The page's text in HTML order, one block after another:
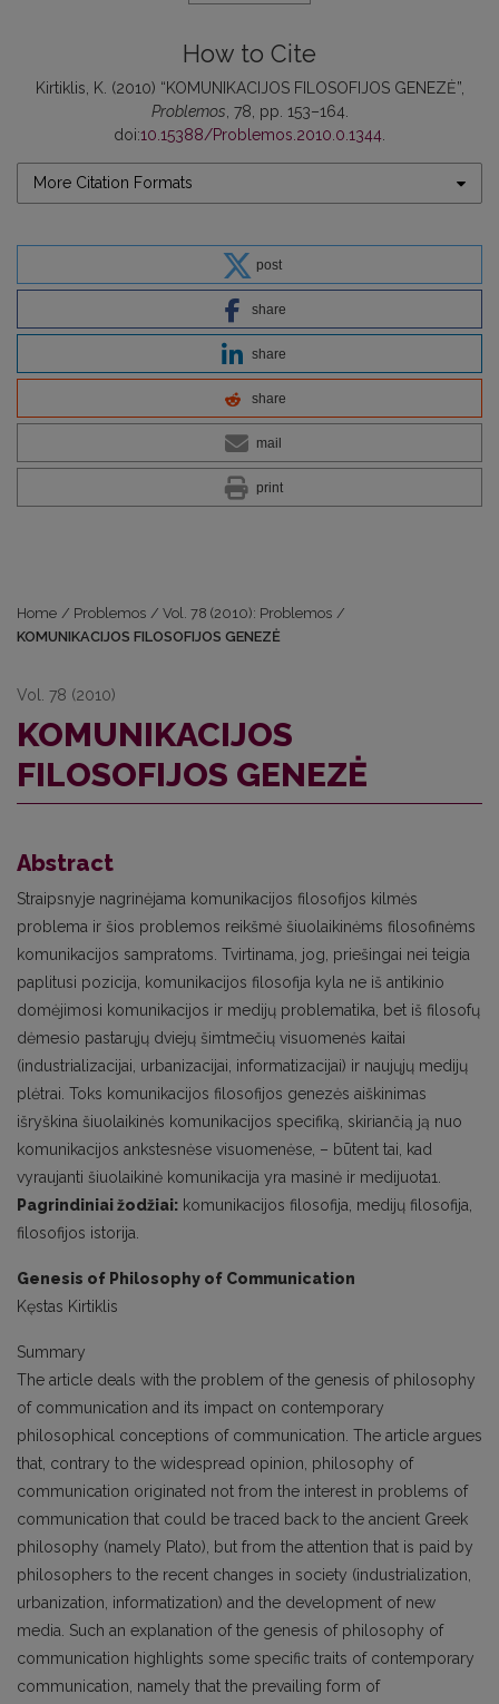
How to Cite
Kirtiklis, K. (2010) “KOMUNIKACIJOS FILOSOFIJOS GENEZĖ”,
Problemos , 78, pp. 153–164.
doi:10.15388/Problemos.2010.0.1344
More Citation Formats
post
share
share
share
mail
print
Home / Problemos / Vol. 78 (2010): Problemos /
KOMUNIKACIJOS FILOSOFIJOS GENEZĖ
Vol. 78 (2010)
KOMUNIKACIJOS
FILOSOFIJOS GENEZĖ
Abstract
Straipsnyje nagrinėjama komunikacijos filosofijos kilmės
problema ir šios problemos reikšmė šiuolaikinėms filosofinėms
komunikacijos sampratoms. Tvirtinama, jog, priešingai nei teigia
paplitusi pozicija, komunikacijos filosofija kyla ne iš antikinio
domėjimosi komunikacijos ir medijų problematika, bet iš filosofų
dėmesio pastarųjų dviejų šimtmečių visuomenės kaitai
(industrializacijai, urbanizacijai, informatizacijai) ir naujųjų medijų
plėtrai. Toks komunikacijos filosofijos genezės aiškinimas
išryškina šiuolaikinės komunikacijos specifiką, skiriančią ją nuo
komunikacijos ankstesnėse visuomenėse, – būtent tai, kad
vyraujanti šiuolaikinė komunikacija yra masinė ir medijuota1.
Pagrindiniai žodžiai: komunikacijos filosofija, medijų filosofija,
filosofijos istorija.
Genesis of Philosophy of Communication
Kęstas Kirtiklis
Summary
The article deals with the problem of the genesis of philosophy
of communication and its impact on contemporary
philosophical conceptions of communication. The article argues
that, contrary to the widespread opinion, philosophy of
communication originated not from the interest in problems of
communication that could be traced back to the ancient Greek
philosophy (namely Plato), but from the attention that is paid by
philosophers to the recent changes in society (industrialization,
urbanization, informatization) and the development of new
media. Such an explanation of the genesis of philosophy of
communication highlights some specific traits of contemporary
communication, namely that the prevailing form of